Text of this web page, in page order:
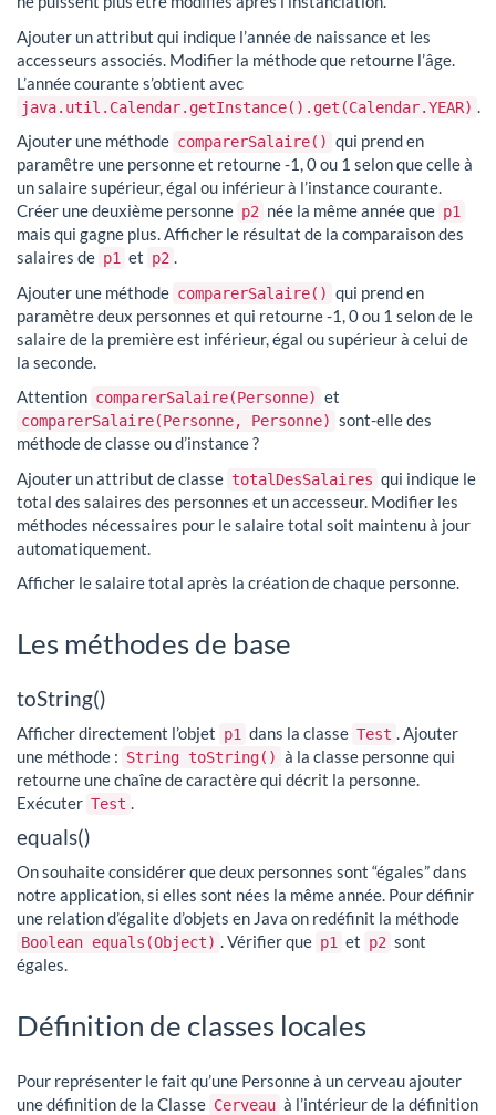
Ajouter un attribut qui indique l’année de naissance et les
accesseurs associés. Modifier la méthode que retourne l’âge.
L’année courante s’obtient avec
java.util.Calendar.getInstance().get(Calendar.YEAR) .
Ajouter une méthode comparerSalaire() qui prend en
paramêtre une personne et retourne -1, 0 ou 1 selon que celle à
un salaire supérieur, égal ou inférieur à l’instance courante.
Créer une deuxième personne p2 née la même année que p1
mais qui gagne plus. Afficher le résultat de la comparaison des
salaires de p1 et p2 .
Ajouter une méthode comparerSalaire() qui prend en
paramètre deux personnes et qui retourne -1, 0 ou 1 selon de le
salaire de la première est inférieur, égal ou supérieur à celui de
la seconde.
Attention comparerSalaire(Personne) et
comparerSalaire(Personne, Personne) sont-elle des
méthode de classe ou d’instance ?
Ajouter un attribut de classe totalDesSalaires qui indique le
total des salaires des personnes et un accesseur. Modifier les
méthodes nécessaires pour le salaire total soit maintenu à jour
automatiquement.
Afficher le salaire total après la création de chaque personne.
Les méthodes de base
toString()
Afficher directement l’objet p1 dans la classe Test . Ajouter
une méthode : String toString() à la classe personne qui
retourne une chaîne de caractère qui décrit la personne.
Exécuter Test .
equals()
On souhaite considérer que deux personnes sont “égales” dans
notre application, si elles sont nées la même année. Pour définir
une relation d’égalite d’objets en Java on redéfinit la méthode
Boolean equals(Object) . Vérifier que p1 et p2 sont
égales.
Définition de classes locales
Pour représenter le fait qu’une Personne à un cerveau ajouter
une définition de la Classe Cerveau à l’intérieur de la définition